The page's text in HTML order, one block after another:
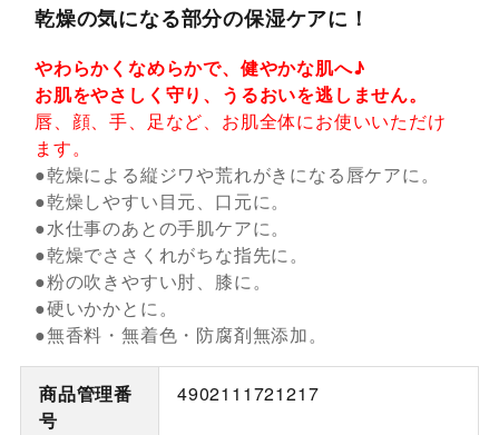
乾燥の気になる部分の保湿ケアに！
やわらかくなめらかで、健やかな肌へ♪
お肌をやさしく守り、うるおいを逃しません。
唇、顔、手、足など、お肌全体にお使いいただけ
ます。
●乾燥による縦ジワや荒れがきになる唇ケアに。
●乾燥しやすい目元、口元に。
●水仕事のあとの手肌ケアに。
●乾燥でささくれがちな指先に。
●粉の吹きやすい肘、膝に。
●硬いかかとに。
●無香料・無着色・防腐剤無添加。
商品管理番
号
4902111721217